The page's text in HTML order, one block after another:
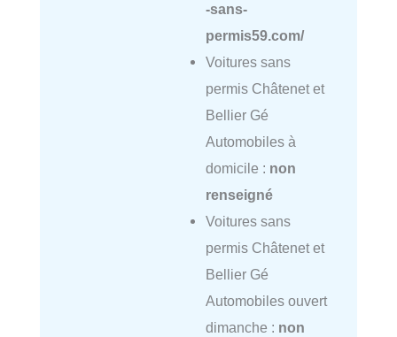
-sans-
permis59.com/
Voitures sans
permis Châtenet et
Bellier Gé
Automobiles à
domicile : non
renseigné
Voitures sans
permis Châtenet et
Bellier Gé
Automobiles ouvert
dimanche : non